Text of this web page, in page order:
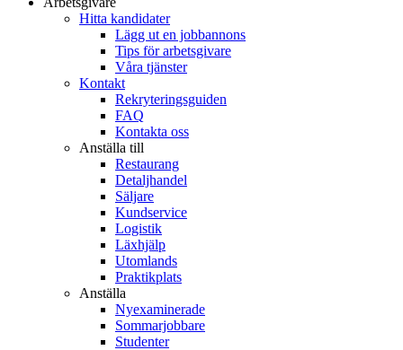
Hitta kandidater
Lägg ut en jobbannons
Tips för arbetsgivare
Våra tjänster
Kontakt
Rekryteringsguiden
FAQ
Kontakta oss
Anställa till
Restaurang
Detaljhandel
Säljare
Kundservice
Logistik
Läxhjälp
Utomlands
Praktikplats
Anställa
Nyexaminerade
Sommarjobbare
Studenter